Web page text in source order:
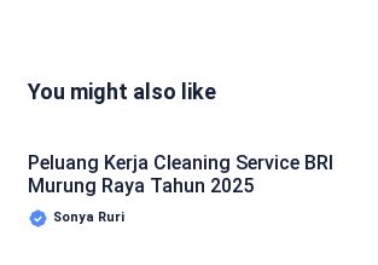
You might also like
Peluang Kerja Cleaning Service BRI
Murung Raya Tahun 2025
Sonya Ruri